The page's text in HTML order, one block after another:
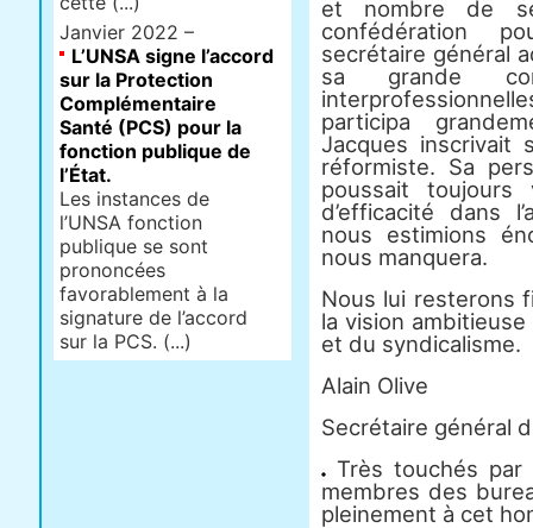
et nombre de
confédération
secrétaire général
sa grande
participa
Jacques inscrivait
réformiste. Sa
poussait
d’efficacité dans
nous estimions
nous manquera.
Nous lui resterons
la vision ambitieuse
et du syndicalisme.
Alain Olive
Secrétaire général
Très touchés
membres des
pleinement à cet
Janvier 2022 –
L’UNSA signe l’accord
sur la Protection
Complémentaire
Santé (PCS) pour la
fonction publique de
l’État.
Les instances de
l’UNSA fonction
publique se sont
prononcées
favorablement à la
signature de l’accord
sur la PCS. (...)